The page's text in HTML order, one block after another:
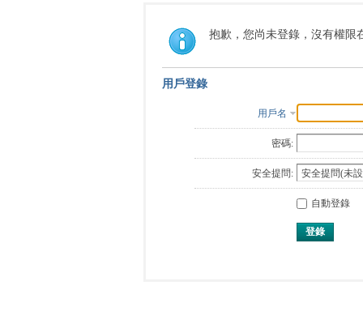
抱歉，您尚未登錄，沒有權限
用戶登錄
用戶名
密碼:
安全提問:
自動登錄
登錄